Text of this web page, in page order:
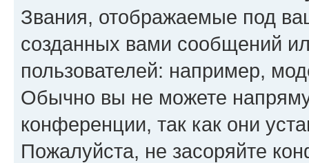
Звания, отображаемые под
созданных вами сообщений
пользователей: например,
Обычно вы не можете
конференции, так как они
Пожалуйста, не засоряйте